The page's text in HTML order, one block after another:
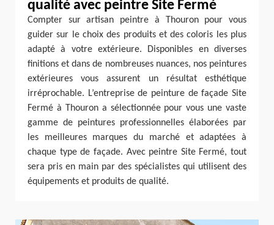
qualité avec peintre Site Fermé
Compter sur artisan peintre à Thouron pour vous
guider sur le choix des produits et des coloris les plus
adapté à votre extérieure. Disponibles en diverses
finitions et dans de nombreuses nuances, nos peintures
extérieures vous assurent un résultat esthétique
irréprochable. L’entreprise de peinture de façade Site
Fermé à Thouron a sélectionnée pour vous une vaste
gamme de peintures professionnelles élaborées par
les meilleures marques du marché et adaptées à
chaque type de façade. Avec peintre Site Fermé, tout
sera pris en main par des spécialistes qui utilisent des
équipements et produits de qualité.